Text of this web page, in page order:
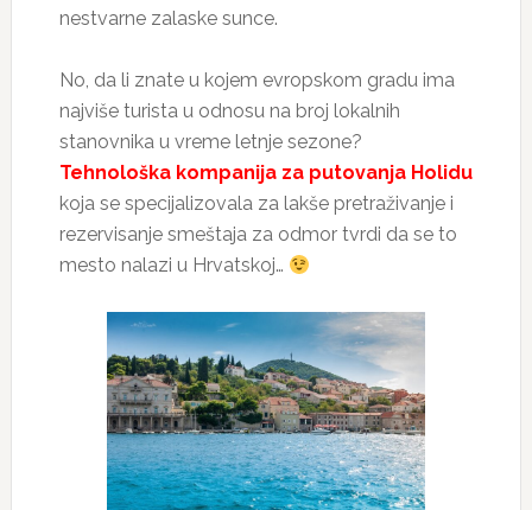
nestvarne zalaske sunce.
No, da li znate u kojem evropskom gradu ima
najviše turista u odnosu na broj lokalnih
stanovnika u vreme letnje sezone?
Tehnološka kompanija za putovanja Holidu
koja se specijalizovala za lakše pretraživanje i
rezervisanje smeštaja za odmor tvrdi da se to
mesto nalazi u Hrvatskoj…